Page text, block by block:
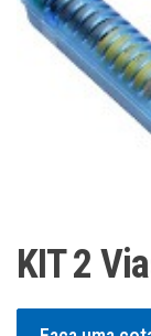
KIT 2